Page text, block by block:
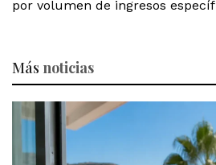
por volumen de ingresos
Más noticias